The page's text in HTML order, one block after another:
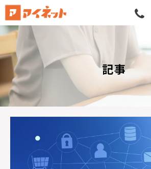
選ばれる理由
導入について
サポートについて
記事